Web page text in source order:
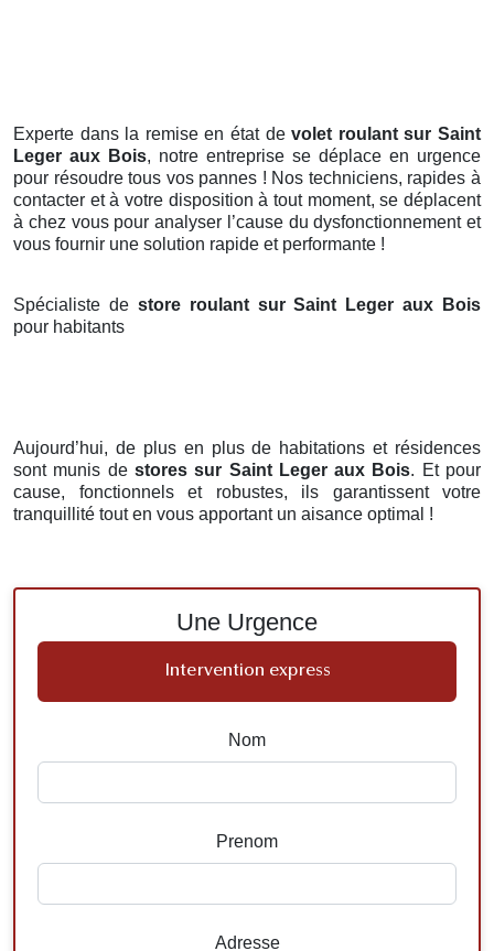
Experte dans la remise en état devolet roulant sur Saint
Leger aux Bois, notre entreprise se déplace en urgence
pour résoudre tous vos pannes ! Nos techniciens, rapides à
contacter et à votre disposition à tout moment, se déplacent
à chez vous pour analyser l’cause du dysfonctionnement et
vous fournir une solution rapide et performante !
Spécialiste de store roulant sur Saint Leger aux Bois
pour habitants
Aujourd’hui, de plus en plus de habitations et résidences
sont munis de stores sur Saint Leger aux Bois. Et pour
cause, fonctionnels et robustes, ils garantissent votre
tranquillité tout en vous apportant un aisance optimal !
Une Urgence
Intervention express
Nom
Prenom
Adresse